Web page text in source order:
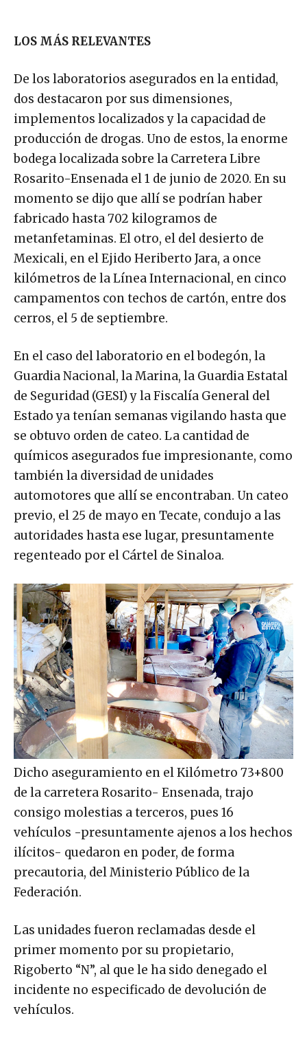
LOS MÁS RELEVANTES
De los laboratorios asegurados en la entidad,
dos destacaron por sus dimensiones,
implementos localizados y la capacidad de
producción de drogas. Uno de estos, la enorme
bodega localizada sobre la Carretera Libre
Rosarito-Ensenada el 1 de junio de 2020. En su
momento se dijo que allí se podrían haber
fabricado hasta 702 kilogramos de
metanfetaminas. El otro, el del desierto de
Mexicali, en el Ejido Heriberto Jara, a once
kilómetros de la Línea Internacional, en cinco
campamentos con techos de cartón, entre dos
cerros, el 5 de septiembre.
En el caso del laboratorio en el bodegón, la
Guardia Nacional, la Marina, la Guardia Estatal
de Seguridad (GESI) y la Fiscalía General del
Estado ya tenían semanas vigilando hasta que
se obtuvo orden de cateo. La cantidad de
químicos asegurados fue impresionante, como
también la diversidad de unidades
automotores que allí se encontraban. Un cateo
previo, el 25 de mayo en Tecate, condujo a las
autoridades hasta ese lugar, presuntamente
regenteado por el Cártel de Sinaloa.
Dicho aseguramiento en el Kilómetro 73+800
de la carretera Rosarito- Ensenada, trajo
consigo molestias a terceros, pues 16
vehículos -presuntamente ajenos a los hechos
ilícitos- quedaron en poder, de forma
precautoria, del Ministerio Público de la
Federación.
Las unidades fueron reclamadas desde el
primer momento por su propietario,
Rigoberto “N”, al que le ha sido denegado el
incidente no especificado de devolución de
vehículos.